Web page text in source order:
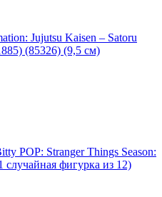
Jujutsu Kaisen – Satoru
(85326) (9,5 см)
POP: Stranger Things Season:
случайная фигурка из 12)